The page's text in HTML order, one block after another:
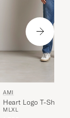
AMI
Heart Logo T-Shirt
M LXL